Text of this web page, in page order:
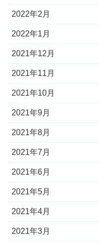
2022年2月
2022年1月
2021年12月
2021年11月
2021年10月
2021年9月
2021年8月
2021年7月
2021年6月
2021年5月
2021年4月
2021年3月